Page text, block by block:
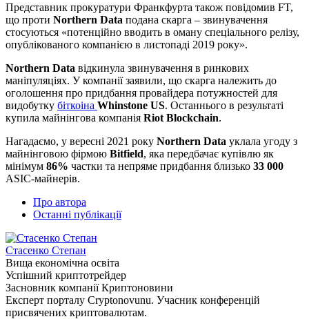
Представник прокуратури Франкфурта також повідомив FT,
що проти Northern Data подана скарга – звинувачення
стосуються «потенційно вводить в оману спеціального релізу,
опублікованого компанією в листопаді 2019 року».
Northern Data відкинула звинувачення в ринкових
маніпуляціях. У компанії заявили, що скарга належить до
оголошення про придбання провайдера потужностей для
видобутку біткоіна Whinstone US. Останнього в результаті
купила майнінгова компанія Riot Blockchain.
Нагадаємо, у вересні 2021 року Northern Data уклала угоду з
майнінговою фірмою Bitfield, яка передбачає купівлю як
мінімум 86% частки та непряме придбання близько 33 000
ASIC-майнерів.
Про автора
Останні публікації
Стасенко Степан
Вища економічна освіта
Успішний криптотрейдер
Засновник компанії Криптоновини
Експерт порталу Cryptonovunu. Учасник конференцій
присвячених криптовалютам.